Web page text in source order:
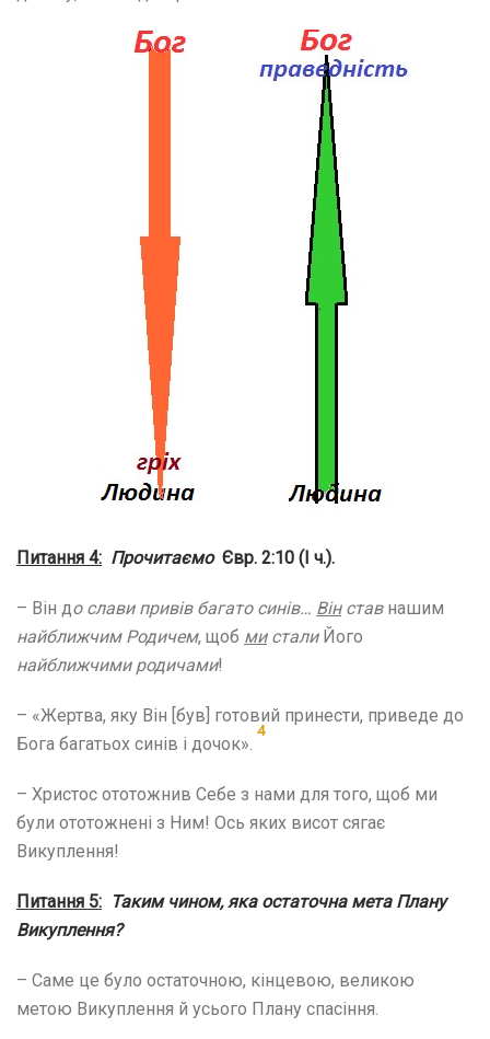
Питання 4: Прочитаємо Євр. 2:10 (І ч.).
– Він до слави привів багато синів… Вінставнашим
найближчим Родичем, щоб мисталиЙого
найближчими родичами!
– «Жертва, яку Він [був] готовий принести, приведе до
Бога багатьох синів і дочок».
4
– Христос ототожнив Себе з нами для того, щоб ми
були ототожнені з Ним! Ось яких висот сягає
Викуплення!
Питання 5: Таким чином, яка остаточна мета Плану
Викуплення?
– Саме це було остаточною, кінцевою, великою
метою Викуплення й усього Плану спасіння.